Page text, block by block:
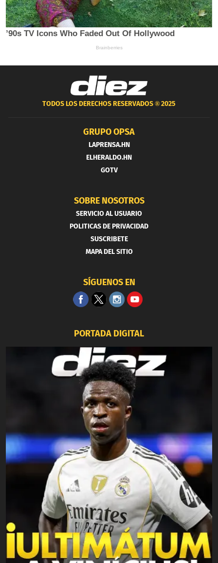
TODOS LOS DERECHOS RESERVADOS ®2025
GRUPO OPSA
LAPRENSA.HN
ELHERALDO.HN
GOTV
SOBRE NOSOTROS
SERVICIO AL USUARIO
POLITICAS DE PRIVACIDAD
SUSCRIBETE
MAPA DEL SITIO
SÍGUENOS EN
PORTADA DIGITAL